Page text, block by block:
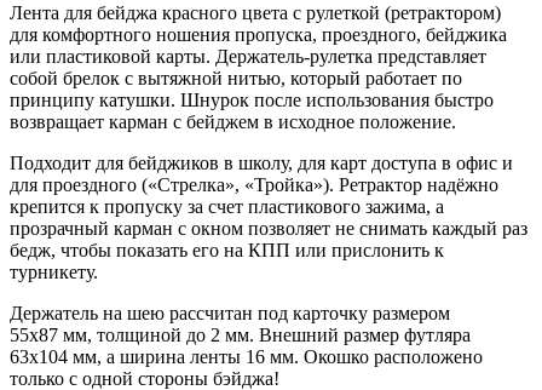
Лента для бейджа красного цвета с рулеткой (ретрактором)
для комфортного ношения пропуска, проездного, бейджика
или пластиковой карты. Держатель-рулетка представляет
собой брелок с вытяжной нитью, который работает по
принципу катушки. Шнурок после использования быстро
возвращает карман с бейджем в исходное положение.
Подходит для бейджиков в школу, для карт доступа в офис и
для проездного («Стрелка», «Тройка»). Ретрактор надёжно
крепится к пропуску за счет пластикового зажима, а
прозрачный карман с окном позволяет не снимать каждый раз
бедж, чтобы показать его на КПП или прислонить к
турникету.
Держатель на шею рассчитан под карточку размером
55х87 мм, толщиной до 2 мм. Внешний размер футляра
63х104 мм, а ширина ленты 16 мм. Окошко расположено
только с одной стороны бэйджа!